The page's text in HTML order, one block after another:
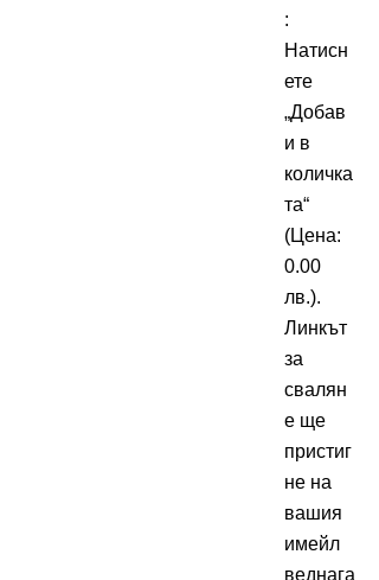
:
Натисн
ете
„Добав
и в
количка
та“
(Цена:
0.00
лв.).
Линкът
за
свалян
е ще
пристиг
не на
вашия
имейл
веднага